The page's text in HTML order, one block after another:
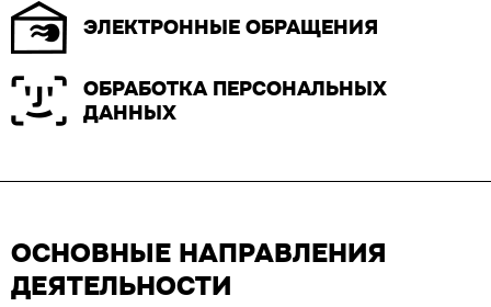
ЭЛЕКТРОННЫЕ ОБРАЩЕНИЯ
ОБРАБОТКА ПЕРСОНАЛЬНЫХ
ДАННЫХ
ОСНОВНЫЕ НАПРАВЛЕНИЯ
ДЕЯТЕЛЬНОСТИ